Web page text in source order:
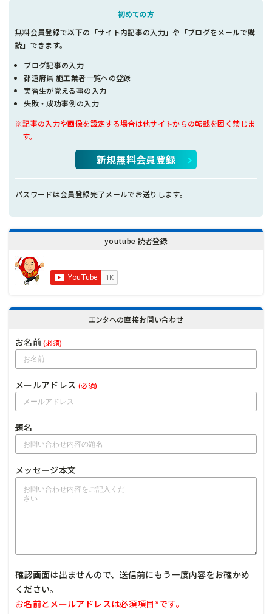
初めての方
無料会員登録で以下の「サイト内記事の入力」や「ブログをメールで購
読」できます。
ブログ記事の入力
都道府県 施工業者一覧への登録
実習生が覚える事の入力
失敗・成功事例の入力
※記事の入力や画像を設定する場合は他サイトからの転載を固く禁じま
す。
新規無料会員登録
パスワードは会員登録完了メールでお送りします。
youtube 読者登録
エンタへの直接お問い合わせ
お名前(必須)
メールアドレス (必須)
題名
メッセージ本文
確認画面は出ませんので、送信前にもう一度内容をお確かめ
ください。
お名前とメールアドレスは必須項目*です。